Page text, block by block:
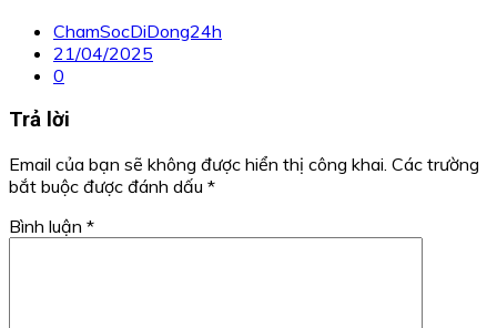
ChamSocDiDong24h
21/04/2025
0
Trả lời
Email của bạn sẽ không được hiển thị công khai. Các trường
bắt buộc được đánh dấu *
Bình luận *